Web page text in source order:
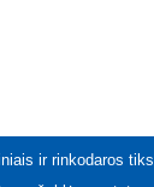
ir rinkodaros